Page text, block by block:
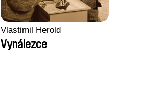
Vlastimil Herold
Vynálezce